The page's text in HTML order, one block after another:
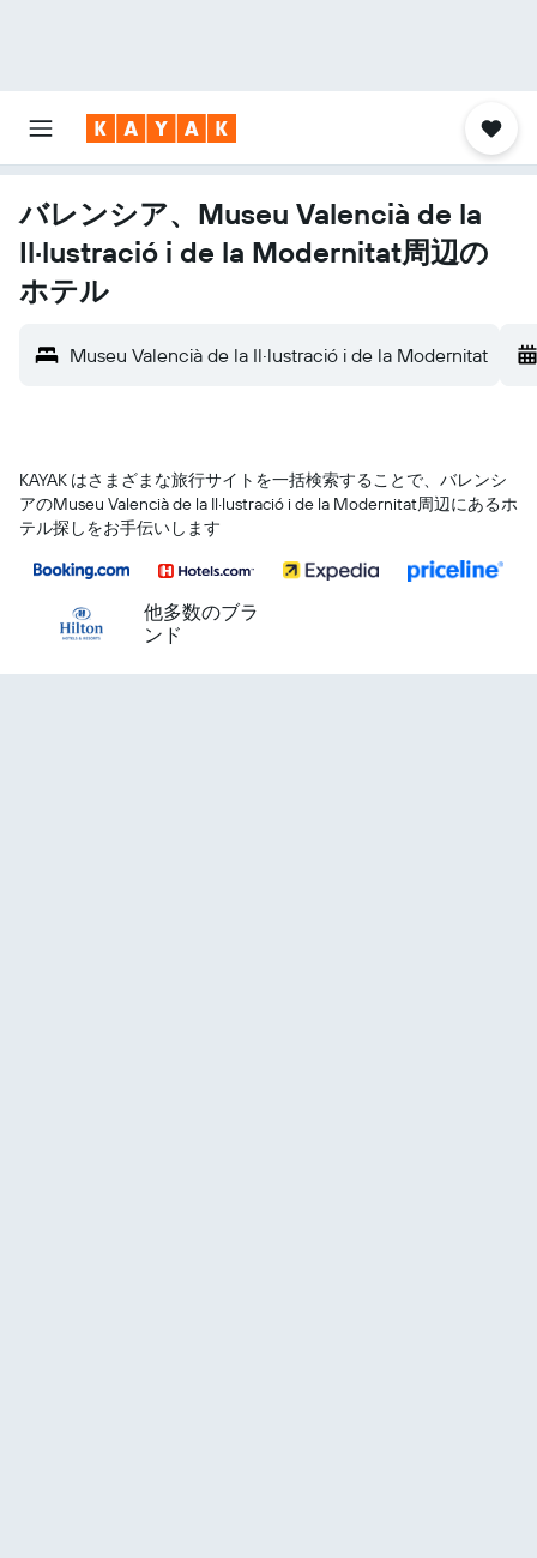
バレンシア、Museu Valencià de la
Il·lustració i de la Modernitat周辺の
ホテル
Museu Valencià de la Il·lustració i de la Modernitat
KAYAK はさまざまな旅行サイトを一括検索することで、バレンシ
ア​のMuseu Valencià de la Il·lustració i de la Modernitat​周辺にあるホ
テル探しをお手伝いします
他多数のブラ
ンド